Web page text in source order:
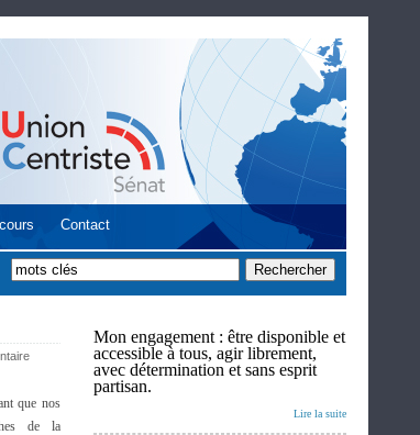
Contact
que nos
de la
Mon engagement : être disponible et
accessible à tous, agir librement,
avec détermination et sans esprit
partisan.
Lire la suite